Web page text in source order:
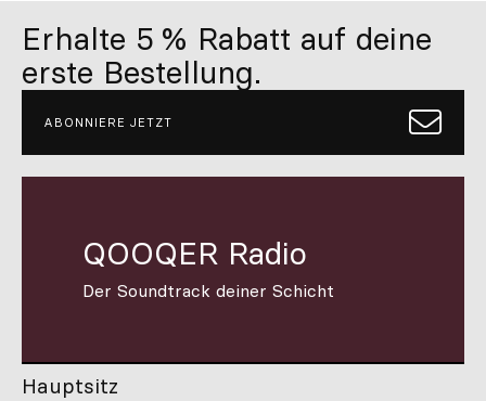
Erhalte 5 % Rabatt auf deine
erste Bestellung.
ABONNIERE JETZT
QOOQER Radio
Der Soundtrack deiner Schicht
Hauptsitz